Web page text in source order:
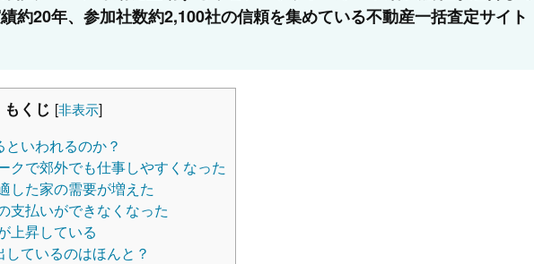
約20年、参加社数約2,100社の信頼を集めている不動産一括査定サイト
もくじ [非表示]
いわれるのか？
クで郊外でも仕事しやすくなった
した家の需要が増えた
支払いができなくなった
上昇している
ているのはほんと？